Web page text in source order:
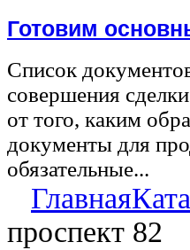
Готовим
Список
совершения
от того, каким
документы для
обязательные...
Главная
проспект 82